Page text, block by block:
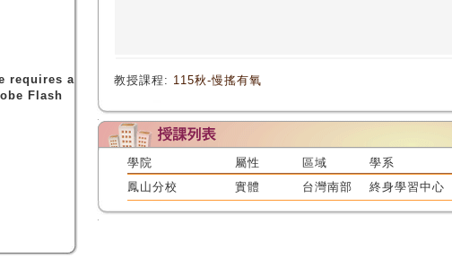
requires a
Flash
教授課程: 115秋-慢搖有氧
學院 屬性 區域 學系
鳳山分校
實體 台灣南部 終身學習中心